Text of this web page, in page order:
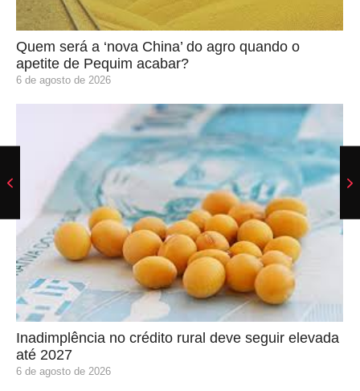
Quem será a ‘nova China’ do agro quando o
apetite de Pequim acabar?
6 de agosto de 2026
Inadimplência no crédito rural deve seguir elevada
até 2027
6 de agosto de 2026